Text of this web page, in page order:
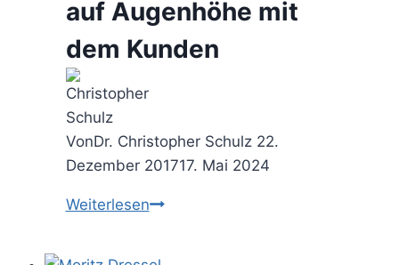
erheben
auf Augenhöhe mit
dem Kunden
VonDr. Christopher Schulz 22.
Dezember 201717. Mai 2024
WeiterlesenHumble